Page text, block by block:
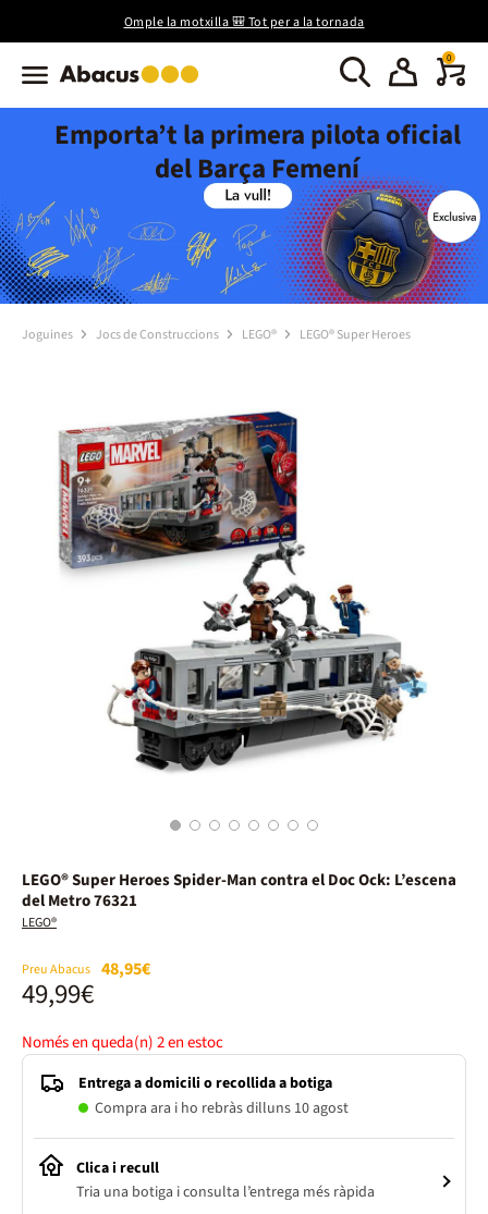
Omple la motxilla 🎒 Tot per a la tornada
0
Emporta’t la primera pilota oficial
del Barça Femení
Joguines Jocs de Construccions LEGO® LEGO® Super Heroes
1 2 3 4 5 6 7 8
LEGO® Super Heroes Spider-Man contra el Doc Ock: L’escena
del Metro 76321
LEGO®
Preu Abacus 48,95€
49,99€
Només en queda(n)2en estoc
Entrega a domicili o recollida a botiga
Compra ara i ho rebràs dilluns 10 agost
Clica i recull
Tria una botiga i consulta l’entrega més ràpida